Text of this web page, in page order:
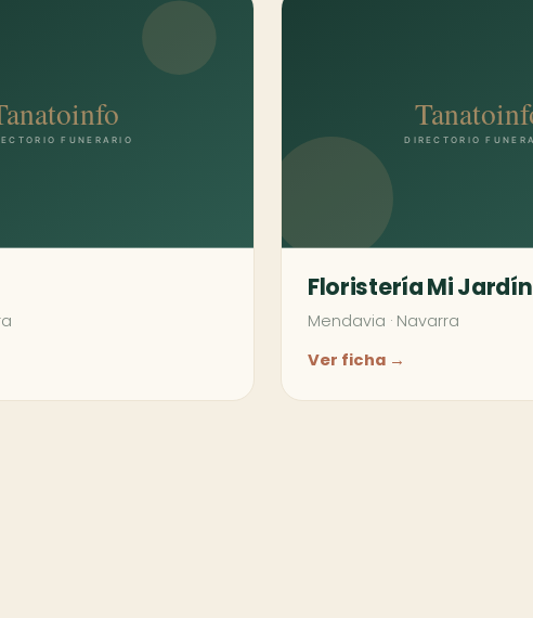
Floristería Mi Jardín
Mendavia · Navarra
Ver ficha →